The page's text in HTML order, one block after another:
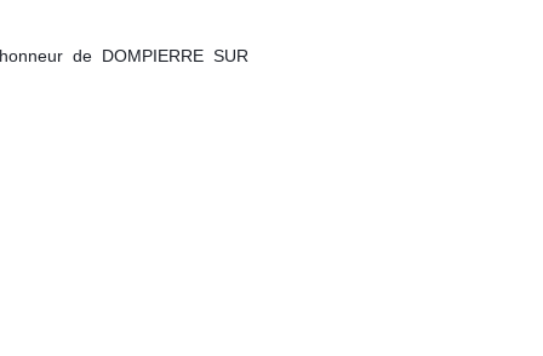
de DOMPIERRE SUR